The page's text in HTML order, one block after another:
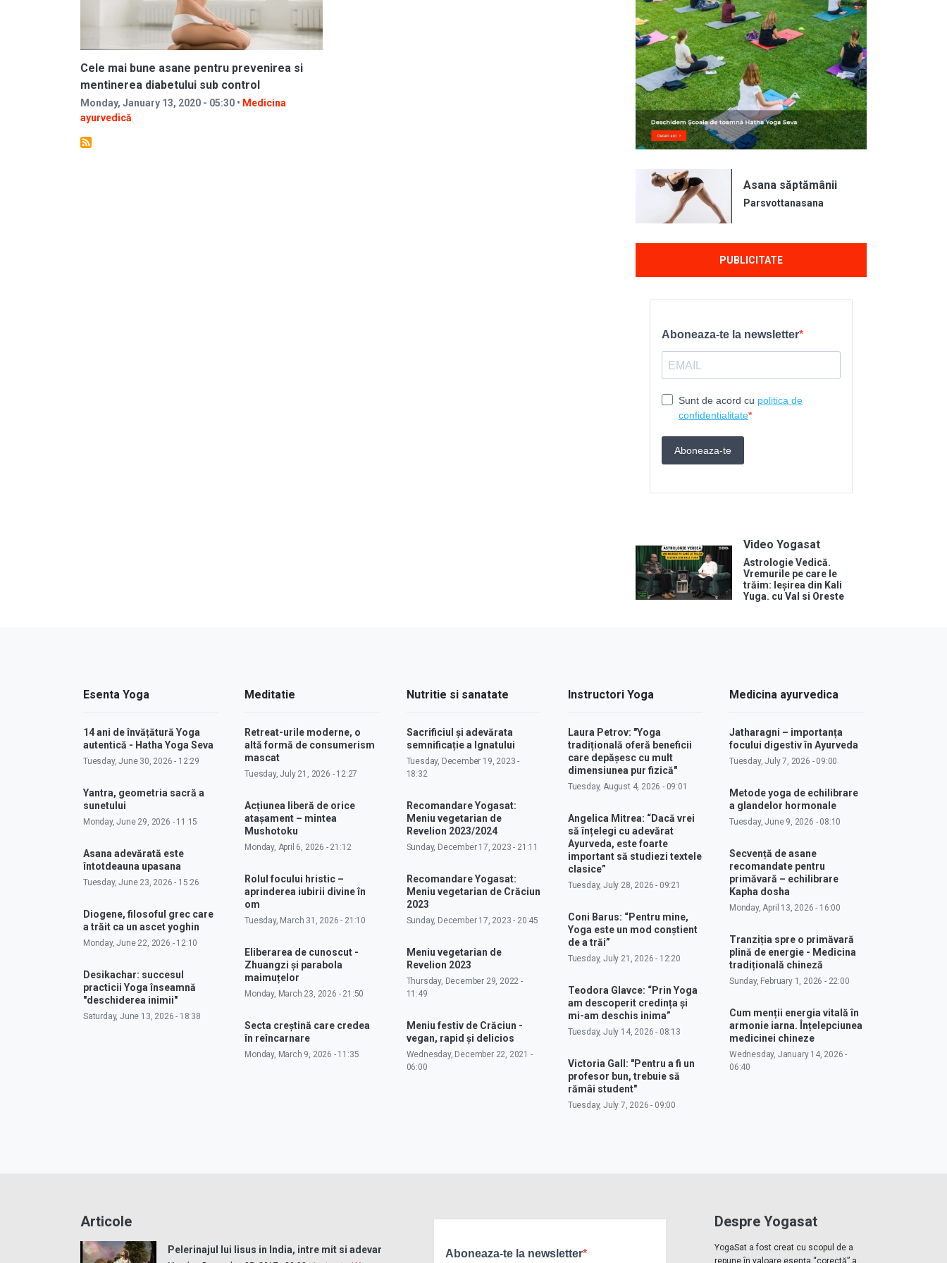
Cele mai bune asane pentru prevenirea si
mentinerea diabetului sub control
Monday, January 13, 2020 - 05:30 • Medicina
ayurvedică
Asana săptămânii
Parsvottanasana
PUBLICITATE
Video Yogasat
Astrologie Vedică.
Vremurile pe care le
trăim: Ieșirea din Kali
Yuga. cu Val si Oreste
Esenta Yoga
14 ani de învățătură Yoga
autentică - Hatha Yoga Seva
Tuesday, June 30, 2026 - 12:29
Yantra, geometria sacră a
sunetului
Monday, June 29, 2026 - 11:15
Asana adevărată este
întotdeauna upasana
Tuesday, June 23, 2026 - 15:26
Diogene, filosoful grec care
a trăit ca un ascet yoghin
Monday, June 22, 2026 - 12:10
Desikachar: succesul
practicii Yoga înseamnă
"deschiderea inimii"
Saturday, June 13, 2026 - 18:38
Meditatie
Retreat-urile moderne, o
altă formă de consumerism
mascat
Tuesday, July 21, 2026 - 12:27
Acțiunea liberă de orice
atașament – mintea
Mushotoku
Monday, April 6, 2026 - 21:12
Rolul focului hristic –
aprinderea iubirii divine în
om
Tuesday, March 31, 2026 - 21:10
Eliberarea de cunoscut -
Zhuangzi și parabola
maimuțelor
Monday, March 23, 2026 - 21:50
Secta creștină care credea
în reîncarnare
Monday, March 9, 2026 - 11:35
Nutritie si sanatate
Sacrificiul și adevărata
semnificație a Ignatului
Tuesday, December 19, 2023 -
18:32
Recomandare Yogasat:
Meniu vegetarian de
Revelion 2023/2024
Sunday, December 17, 2023 - 21:11
Recomandare Yogasat:
Meniu vegetarian de Crăciun
2023
Sunday, December 17, 2023 - 20:45
Meniu vegetarian de
Revelion 2023
Thursday, December 29, 2022 -
11:49
Meniu festiv de Crăciun -
vegan, rapid și delicios
Wednesday, December 22, 2021 -
06:00
Instructori Yoga
Laura Petrov: "Yoga
tradițională oferă beneficii
care depășesc cu mult
dimensiunea pur fizică"
Tuesday, August 4, 2026 - 09:01
Angelica Mitrea: “Dacă vrei
să înțelegi cu adevărat
Ayurveda, este foarte
important să studiezi textele
clasice”
Tuesday, July 28, 2026 - 09:21
Coni Barus: “Pentru mine,
Yoga este un mod conștient
de a trăi”
Tuesday, July 21, 2026 - 12:20
Teodora Glavce: “Prin Yoga
am descoperit credința și
mi-am deschis inima”
Tuesday, July 14, 2026 - 08:13
Victoria Gall: "Pentru a fi un
profesor bun, trebuie să
rămâi student"
Tuesday, July 7, 2026 - 09:00
Medicina ayurvedica
Jatharagni – importanța
focului digestiv în Ayurveda
Tuesday, July 7, 2026 - 09:00
Metode yoga de echilibrare
a glandelor hormonale
Tuesday, June 9, 2026 - 08:10
Secvență de asane
recomandate pentru
primăvară – echilibrare
Kapha dosha
Monday, April 13, 2026 - 16:00
Tranziția spre o primăvară
plină de energie - Medicina
tradițională chineză
Sunday, February 1, 2026 - 22:00
Cum menții energia vitală în
armonie iarna. Înțelepciunea
medicinei chineze
Wednesday, January 14, 2026 -
06:40
Articole
Pelerinajul lui Iisus in India, intre mit si adevar
Despre Yogasat
YogaSat a fost creat cu scopul de a
repune în valoare esența “corectă” a